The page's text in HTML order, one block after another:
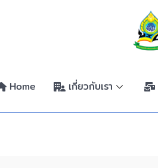
Home เกี่ยวกับเรา